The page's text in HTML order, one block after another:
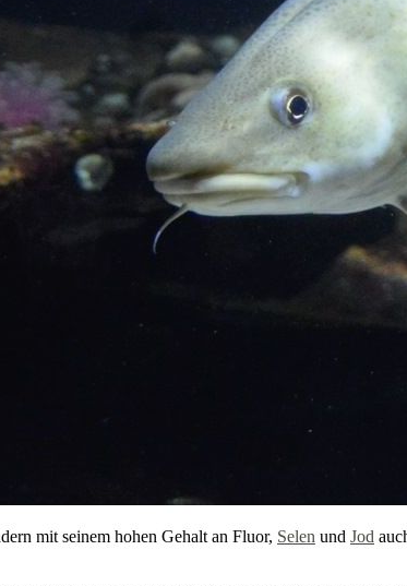
mit seinem hohen Gehalt an Fluor, Selen und Jod